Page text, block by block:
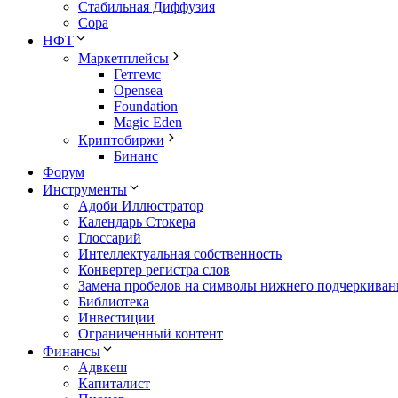
Стабильная Диффузия
Сора
НФТ
Маркетплейсы
Гетгемс
Opensea
Foundation
Magic Eden
Криптобиржи
Бинанс
Форум
Инструменты
Адоби Иллюстратор
Календарь Стокера
Глоссарий
Интеллектуальная собственность
Конвертер регистра слов
Замена пробелов на символы нижнего
Библиотека
Инвестиции
Ограниченный контент
Финансы
Адвкеш
Капиталист